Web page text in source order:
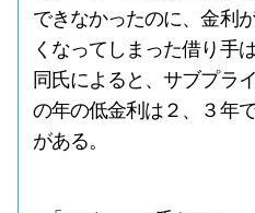
できなかったのに、金利
くなってしまった借り手
同氏によると、サブプラ
の年の低金利は２、３年
がある。